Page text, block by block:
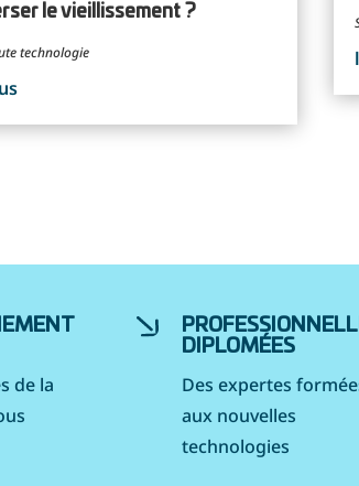
le vieillissement ?
technologie
de la
DIPLOMÉES
Des expertes
aux nouvelles
technologies